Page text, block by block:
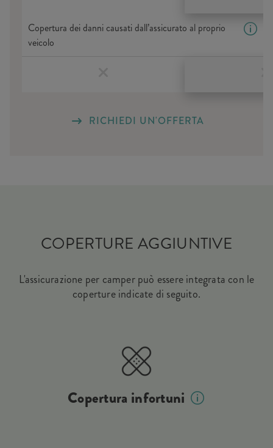
Copertura dei danni causati dall’assicurato al proprio
veicolo
RICHIEDI UN'OFFERTA
COPERTURE AGGIUNTIVE
L'assicurazione per camper può essere integrata con le
coperture indicate di seguito.
Copertura infortuni